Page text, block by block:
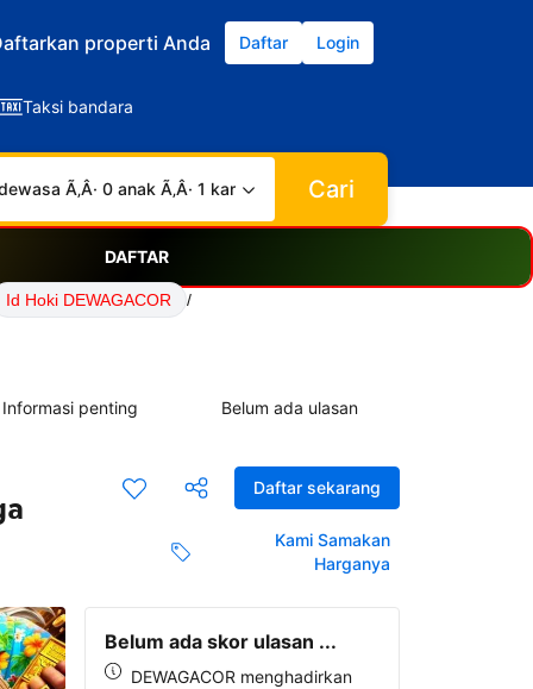
properti Anda Daftar Login
Taksi bandara
Ã‚Â· 0 anak Ã‚Â· 1 kamar Cari
DAFTAR
Id Hoki DEWAGACOR
/
Informasi penting Belum ada ulasan
Daftar sekarang
Kami Samakan
Harganya
Belum ada skor ulasan ...
DEWAGACOR menghadirkan